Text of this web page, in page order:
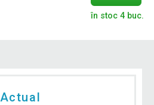
în stoc 4 buc.
Actual